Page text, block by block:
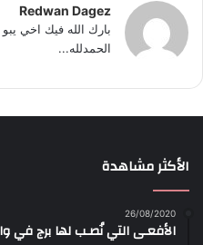
Redwan Dagez
بارك الله فيك اخي
الحمدلله...
الأكثر مشاهدة
26/08/2020
الأفعـى التي نُصـب لها برج في